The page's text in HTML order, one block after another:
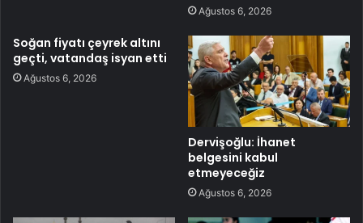
Ağustos 6, 2026
Soğan fiyatı çeyrek altını
geçti, vatandaş isyan etti
Ağustos 6, 2026
Dervişoğlu: İhanet
belgesini kabul
etmeyeceğiz
Ağustos 6, 2026